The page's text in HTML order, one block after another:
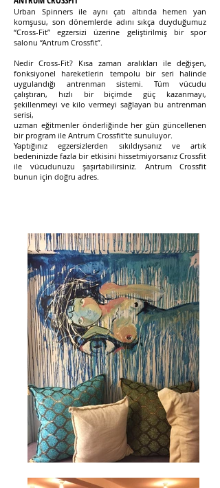
Urban Spinners ile aynı çatı altında hemen yan
komşusu, son dönemlerde adını sıkça duyduğumuz
“Cross-Fit” egzersizi üzerine geliştirilmiş bir spor
salonu “Antrum Crossfit”.
Nedir Cross-Fit? Kısa zaman aralıkları ile değişen,
fonksiyonel hareketlerin tempolu bir seri halinde
uygulandığı antrenman sistemi. Tüm vücudu
çalıştıran, hızlı bir biçimde güç kazanmayı,
şekillenmeyi ve kilo vermeyi sağlayan bu antrenman
serisi,
uzman eğitmenler önderliğinde her gün güncellenen
bir program ile Antrum Crossfit’te sunuluyor.
Yaptığınız egzersizlerden sıkıldıysanız ve artık
bedeninizde fazla bir etkisini hissetmiyorsanız Crossfit
ile vücudunuzu şaşırtabilirsiniz. Antrum Crossfit
bunun için doğru adres.